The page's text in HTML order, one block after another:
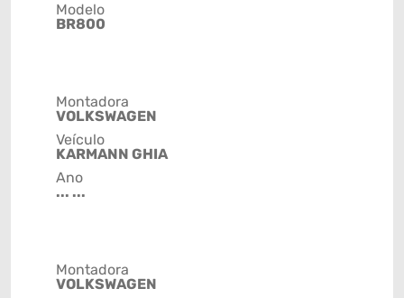
Modelo
BR800
Montadora
VOLKSWAGEN
Veículo
KARMANN GHIA
Ano
... ...
Montadora
VOLKSWAGEN